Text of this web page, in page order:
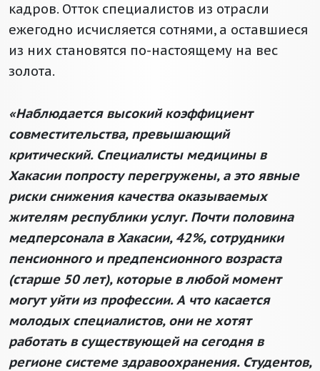
кадров. Отток специалистов из отрасли
ежегодно исчисляется сотнями, а оставшиеся
из них становятся по-настоящему на вес
золота.
«Наблюдается высокий коэффициент
совместительства, превышающий
критический. Специалисты медицины в
Хакасии попросту перегружены, а это явные
риски снижения качества оказываемых
жителям республики услуг. Почти половина
медперсонала в Хакасии, 42%, сотрудники
пенсионного и предпенсионного возраста
(старше 50 лет), которые в любой момент
могут уйти из профессии. А что касается
молодых специалистов, они не хотят
работать в существующей на сегодня в
регионе системе здравоохранения. Студентов,